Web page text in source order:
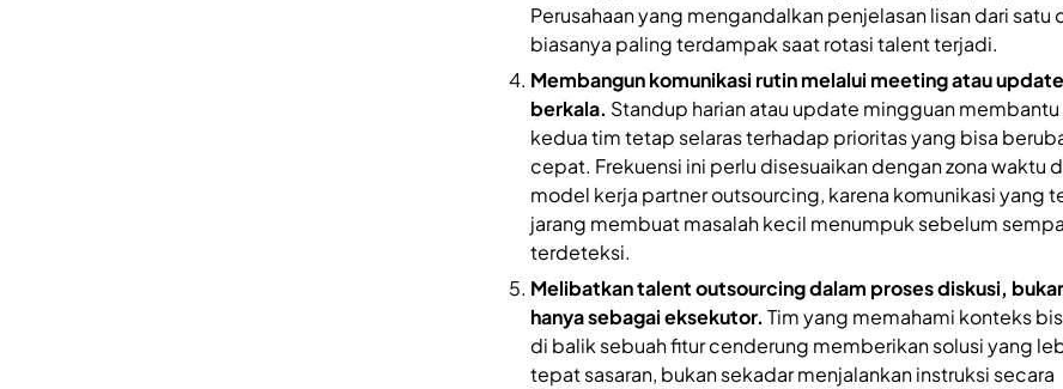
Perusahaan yang mengandalkan penjelasan lisan dari satu
biasanya paling terdampak saat rotasi talent terjadi.
Membangun komunikasi rutin melalui meeting atau update
berkala. Standup harian atau update mingguan membantu
kedua tim tetap selaras terhadap prioritas yang bisa
cepat. Frekuensi ini perlu disesuaikan dengan zona waktu
model kerja partner outsourcing, karena komunikasi yang
jarang membuat masalah kecil menumpuk sebelum
terdeteksi.
Melibatkan talent outsourcing dalam proses diskusi,
hanya sebagai eksekutor. Tim yang memahami konteks
di balik sebuah fitur cenderung memberikan solusi yang
tepat sasaran, bukan sekadar menjalankan instruksi secara